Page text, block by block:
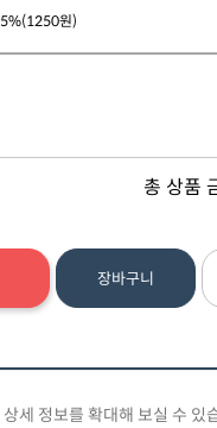
5%(1250원)
총 상품
장바구니
상세 정보를 확대해 보실 수 있